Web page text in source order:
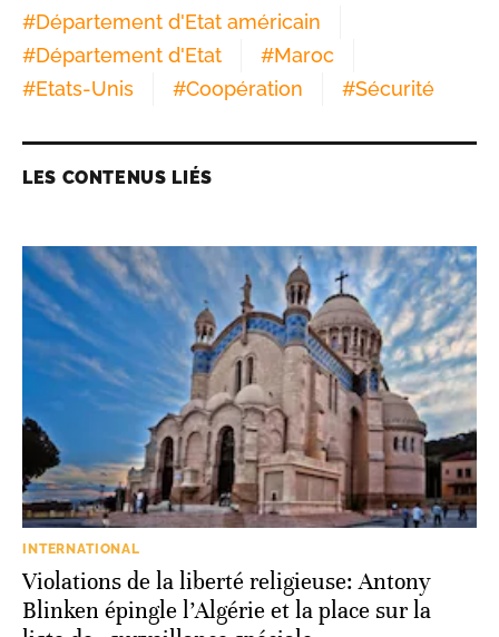
#Département d'Etat américain
#Département d'Etat #Maroc
#Etats-Unis #Coopération #Sécurité
LES CONTENUS LIÉS
INTERNATIONAL
Violations de la liberté religieuse: Antony
Blinken épingle l’Algérie et la place sur la